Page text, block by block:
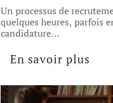
Un processus de
quelques heures, parfois
candidature…
En savoir plus